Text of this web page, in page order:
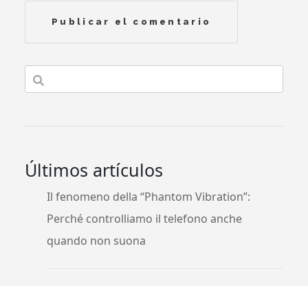
Últimos artículos
Il fenomeno della “Phantom Vibration”:
Perché controlliamo il telefono anche
quando non suona